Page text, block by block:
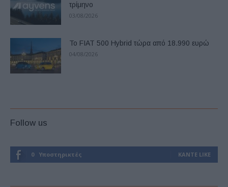
τρίμηνο
03/08/2026
Το FIAT 500 Hybrid τώρα από 18.990 ευρώ
04/08/2026
Follow us
0 Υποστηρικτές ΚΆΝΤΕ LIKE